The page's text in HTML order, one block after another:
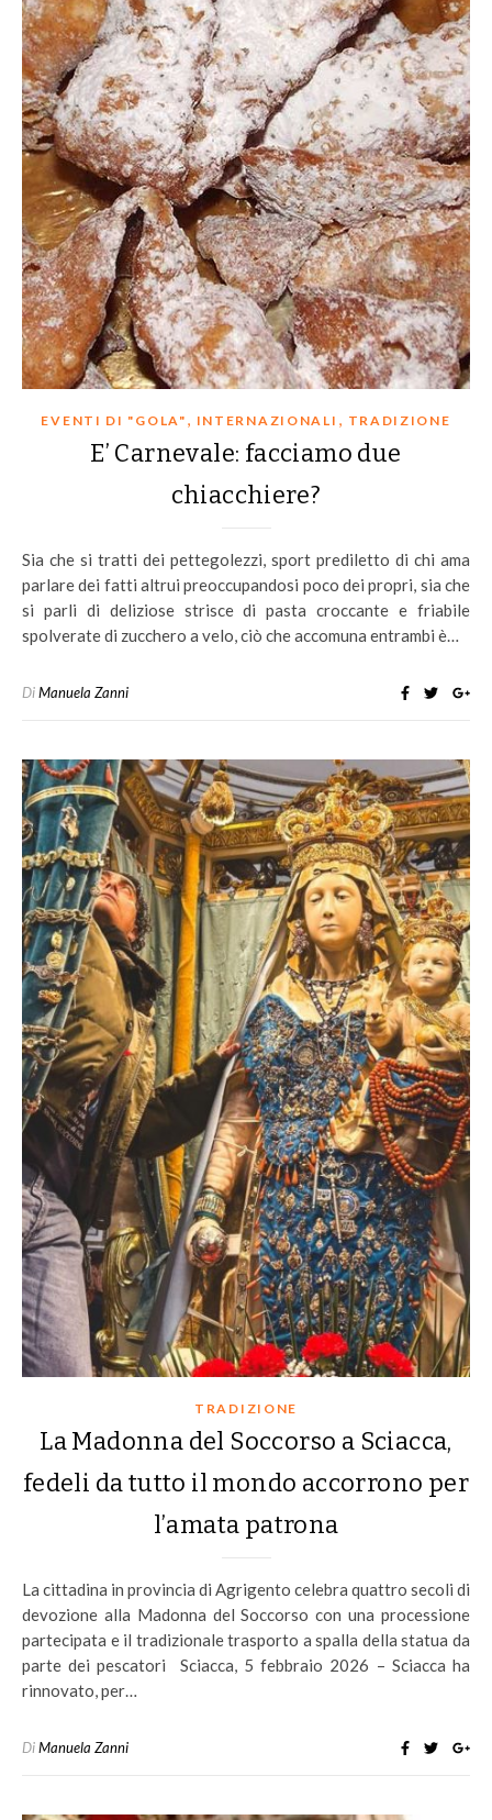
EVENTI DI "GOLA" , INTERNAZIONALI , TRADIZIONE
E’ Carnevale: facciamo due
chiacchiere?
Sia che si tratti dei pettegolezzi, sport prediletto di chi ama
parlare dei fatti altrui preoccupandosi poco dei propri, sia che
si parli di deliziose strisce di pasta croccante e friabile
spolverate di zucchero a velo, ciò che accomuna entrambi è…
DiManuela Zanni
TRADIZIONE
La Madonna del Soccorso a Sciacca,
fedeli da tutto il mondo accorrono per
l’amata patrona
La cittadina in provincia di Agrigento celebra quattro secoli di
devozione alla Madonna del Soccorso con una processione
partecipata e il tradizionale trasporto a spalla della statua da
parte dei pescatori Sciacca, 5 febbraio 2026 – Sciacca ha
rinnovato, per…
DiManuela Zanni